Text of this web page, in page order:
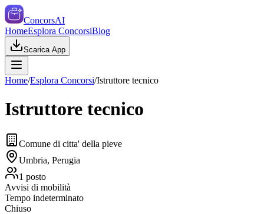
ConcorsAI
HomeEsplora ConcorsiBlog
Scarica App
Home/Esplora Concorsi/Istruttore tecnico
Istruttore tecnico
Comune di citta' della pieve
Umbria, Perugia
1 posto
Avvisi di mobilità
Tempo indeterminato
Chiuso